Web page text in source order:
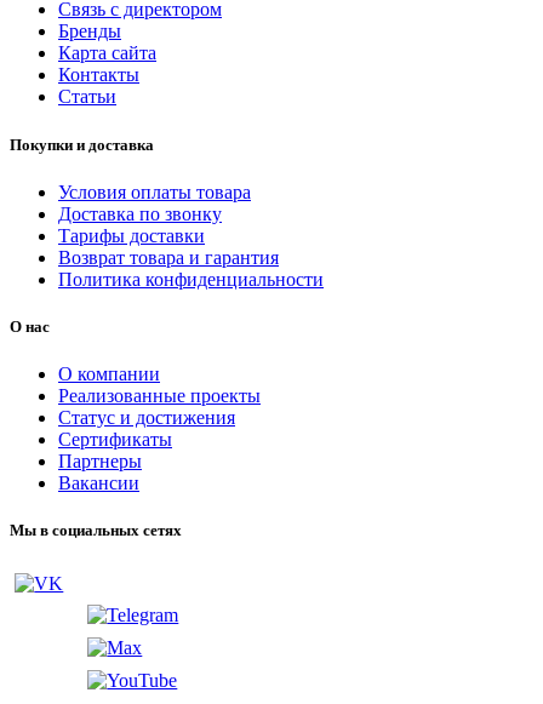
Связь с директором
Бренды
Карта сайта
Контакты
Статьи
Покупки и доставка
Условия оплаты товара
Доставка по звонку
Тарифы доставки
Возврат товара и гарантия
Политика конфиденциальности
О нас
О компании
Реализованные проекты
Статус и достижения
Сертификаты
Партнеры
Вакансии
Мы в социальных сетях